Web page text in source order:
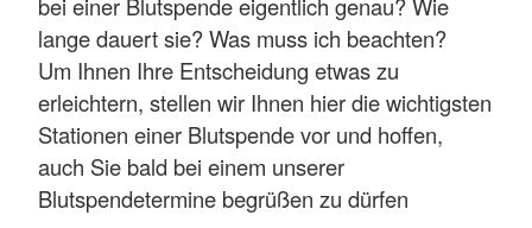
lange dauert sie? Was muss ich beachten?
Um Ihnen Ihre Entscheidung etwas zu
erleichtern, stellen wir Ihnen hier die wichtigsten
Stationen einer Blutspende vor und hoffen,
auch Sie bald bei einem unserer
Blutspendetermine begrüßen zu dürfen